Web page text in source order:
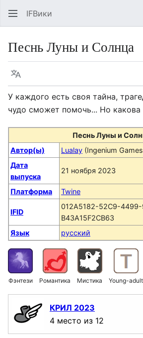
IFВики
Песнь Луны и Солнца
Язык
У каждого есть своя тайна,
чудо сможет помочь... Но какова
Песнь Луны и
Автор(ы)
Lualay (Ingenium
Дата
выпуска
21 ноября 2023
Платформа Twine
IFID
012A5182-52C9-4499-
B43A15F2CB63
Язык
русский
Фэнтези Романтика Мистика Young-adult
КРИЛ 2023
4 место из 12